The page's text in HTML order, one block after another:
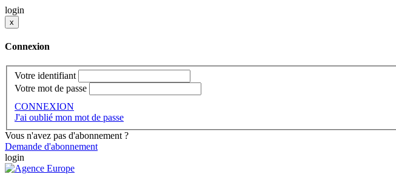
login
x
Connexion
Votre identifiant
Votre mot de passe
CONNEXION
J'ai oublié mon mot de passe
Vous n'avez pas d'abonnement ?
Demande d'abonnement
login